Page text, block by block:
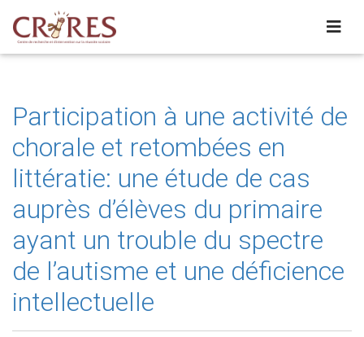
Participation à une activité de
chorale et retombées en
littératie: une étude de cas
auprès d’élèves du primaire
ayant un trouble du spectre
de l’autisme et une déficience
intellectuelle